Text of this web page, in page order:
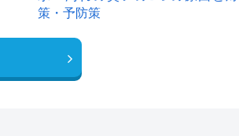
策・予防策